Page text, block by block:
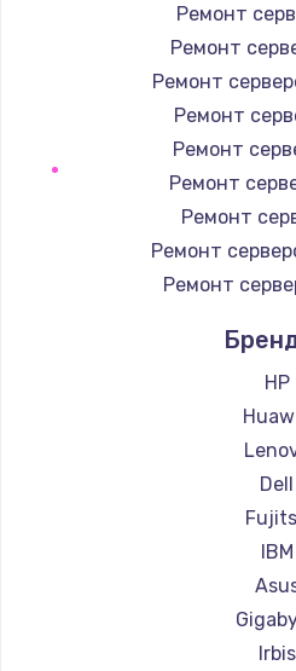
Замена
Замена
900
Замена
1300
Замена
1200
Ремонт
Ремонт
Ремонт
Ремонт
Ремонт
Ремонт
Ремонт
Ремонт
Ремонт
HP
Dell
IBM
Irbis